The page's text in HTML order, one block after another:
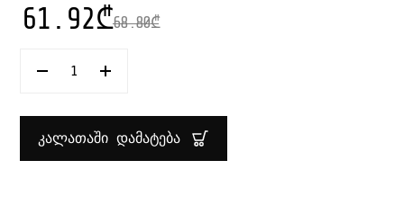
68.80₾
61.92₾
ᲠᲐᲝᲓᲔᲜᲝᲑᲐ:
40X40
CHA
POP
ᲙᲐᲚᲐᲗᲐᲨᲘ ᲓᲐᲛᲐᲢᲔᲑᲐ